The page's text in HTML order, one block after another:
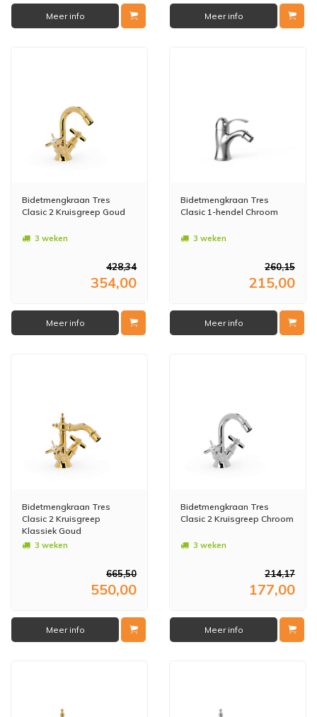
Meer info Meer info
Bidetmengkraan Tres
Clasic 2 Kruisgreep Goud
3 weken
428,34
354,00
Meer info
Bidetmengkraan Tres
Clasic 1-hendel Chroom
3 weken
260,15
215,00
Meer info
Bidetmengkraan Tres
Clasic 2 Kruisgreep
Klassiek Goud
3 weken
665,50
550,00
Meer info
Bidetmengkraan Tres
Clasic 2 Kruisgreep Chroom
3 weken
214,17
177,00
Meer info